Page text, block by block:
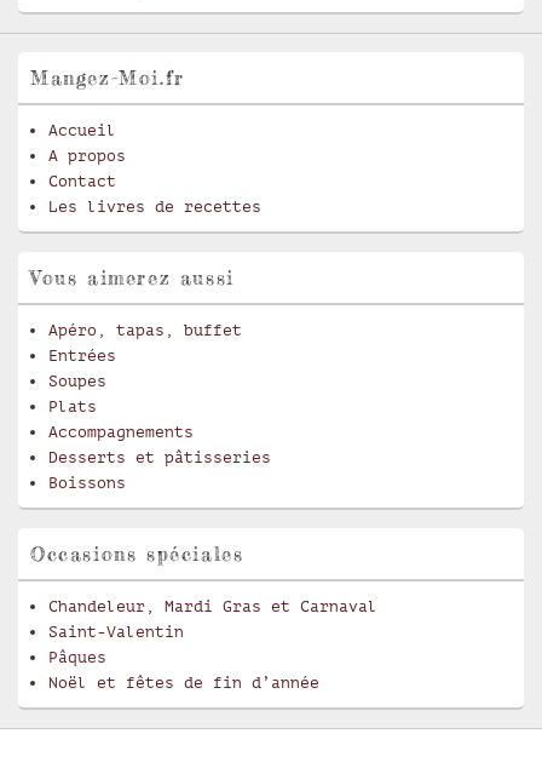
Mangez-Moi.fr
Accueil
A propos
Contact
Les livres de recettes
Vous aimerez aussi
Apéro, tapas, buffet
Entrées
Soupes
Plats
Accompagnements
Desserts et pâtisseries
Boissons
Occasions spéciales
Chandeleur, Mardi Gras et Carnaval
Saint-Valentin
Pâques
Noël et fêtes de fin d’année